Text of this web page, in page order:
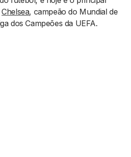
Chelsea, campeão do Mundial de
dos Campeões da UEFA.